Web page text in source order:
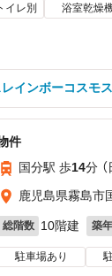
イレ別 浴室乾燥
インボーコスモ
件
国分駅 歩14分 （
鹿児島県霧島市
総階数 10階建 築
駐車場あり